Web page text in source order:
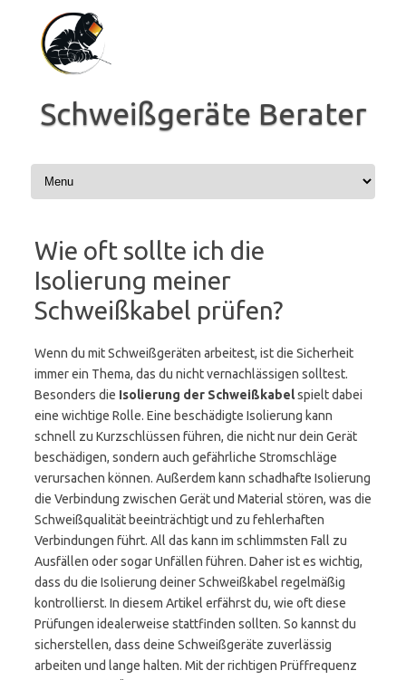
Inhalt
springen
Schweißgeräte Berater
Wie oft sollte ich die
Isolierung meiner
Schweißkabel prüfen?
Wenn du mit Schweißgeräten arbeitest, ist die Sicherheit
immer ein Thema, das du nicht vernachlässigen solltest.
Besonders die Isolierung der Schweißkabelspielt dabei
eine wichtige Rolle. Eine beschädigte Isolierung kann
schnell zu Kurzschlüssen führen, die nicht nur dein Gerät
beschädigen, sondern auch gefährliche Stromschläge
verursachen können. Außerdem kann schadhafte Isolierung
die Verbindung zwischen Gerät und Material stören, was die
Schweißqualität beeinträchtigt und zu fehlerhaften
Verbindungen führt. All das kann im schlimmsten Fall zu
Ausfällen oder sogar Unfällen führen. Daher ist es wichtig,
dass du die Isolierung deiner Schweißkabel regelmäßig
kontrollierst. In diesem Artikel erfährst du, wie oft diese
Prüfungen idealerweise stattfinden sollten. So kannst du
sicherstellen, dass deine Schweißgeräte zuverlässig
arbeiten und lange halten. Mit der richtigen Prüffrequenz